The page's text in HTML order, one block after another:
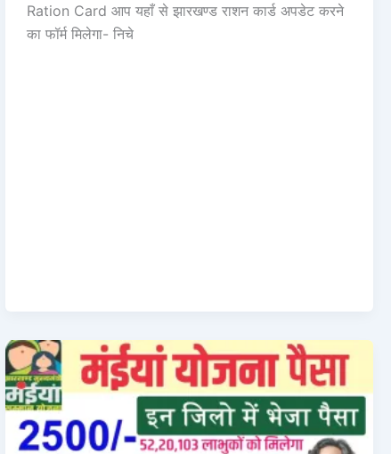
Ration Card आप यहाँ से झारखण्ड राशन कार्ड अपडेट करने
का फॉर्म मिलेगा- निचे